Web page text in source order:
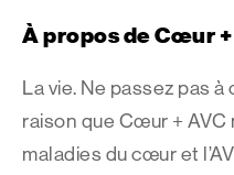
À propos de Cœur +
La vie. Ne passez pas
raison que Cœur +
maladies du cœur et